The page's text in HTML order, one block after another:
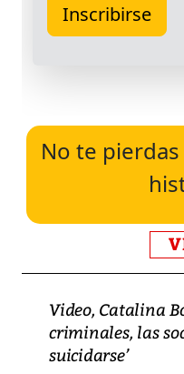
No te
Video, Catalina
criminales, las
suicidarse’